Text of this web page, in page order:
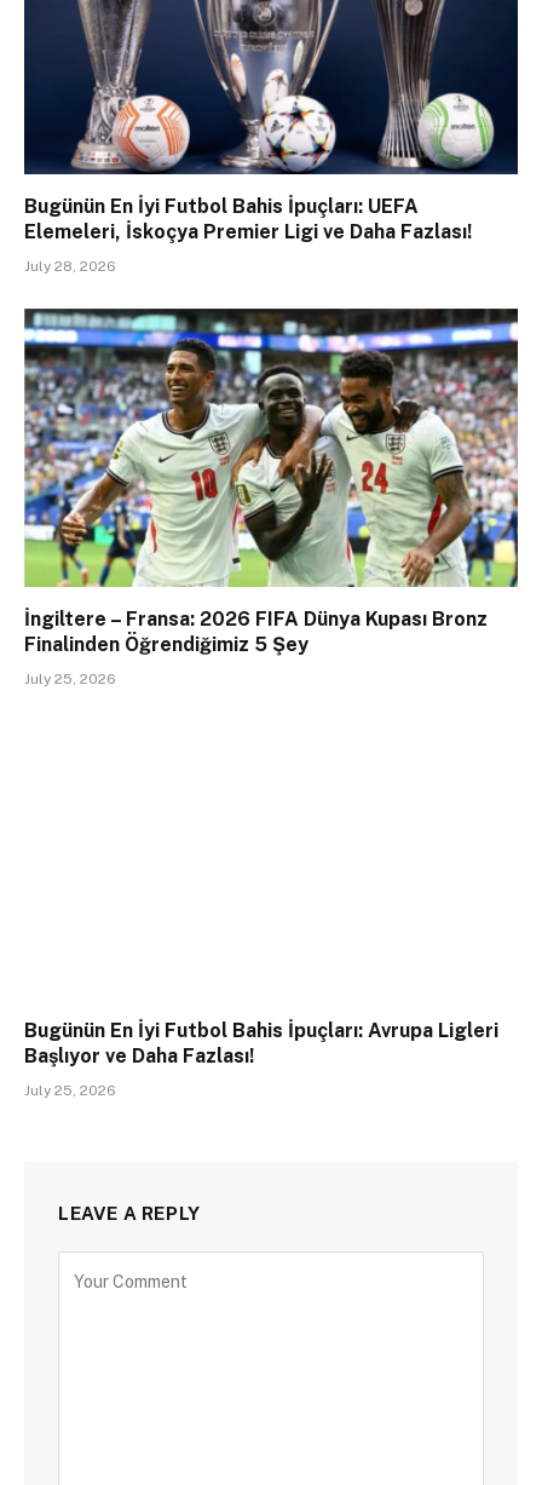
Bugünün En İyi Futbol Bahis İpuçları: UEFA
Elemeleri, İskoçya Premier Ligi ve Daha Fazlası!
July 28, 2026
İngiltere – Fransa: 2026 FIFA Dünya Kupası Bronz
Finalinden Öğrendiğimiz 5 Şey
July 25, 2026
Bugünün En İyi Futbol Bahis İpuçları: Avrupa Ligleri
Başlıyor ve Daha Fazlası!
July 25, 2026
LEAVE A REPLY